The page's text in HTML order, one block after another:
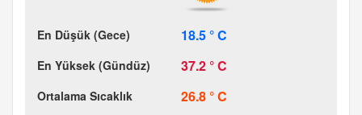
18.5 ° C
37.2 ° C
26.8 ° C